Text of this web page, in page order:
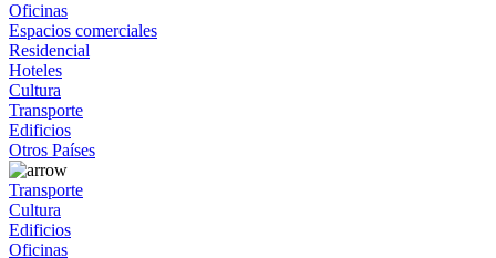
Oficinas
Espacios comerciales
Residencial
Hoteles
Cultura
Transporte
Edificios
Otros Países
Transporte
Cultura
Edificios
Oficinas